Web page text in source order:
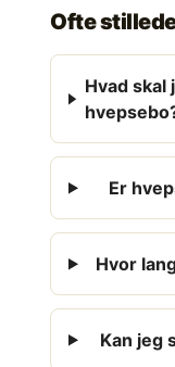
Ofte
Hvad skal
Er
Hvor
Kan jeg